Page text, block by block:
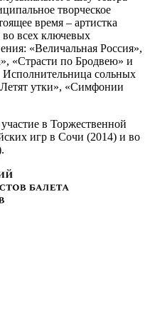
творческое
время – артистка
во всех ключевых
«Величальная Россия»,
«Страсти по Бродвею» и
сольных
утки», «Симфонии
в Торжественной
игр в Сочи (2014) и во